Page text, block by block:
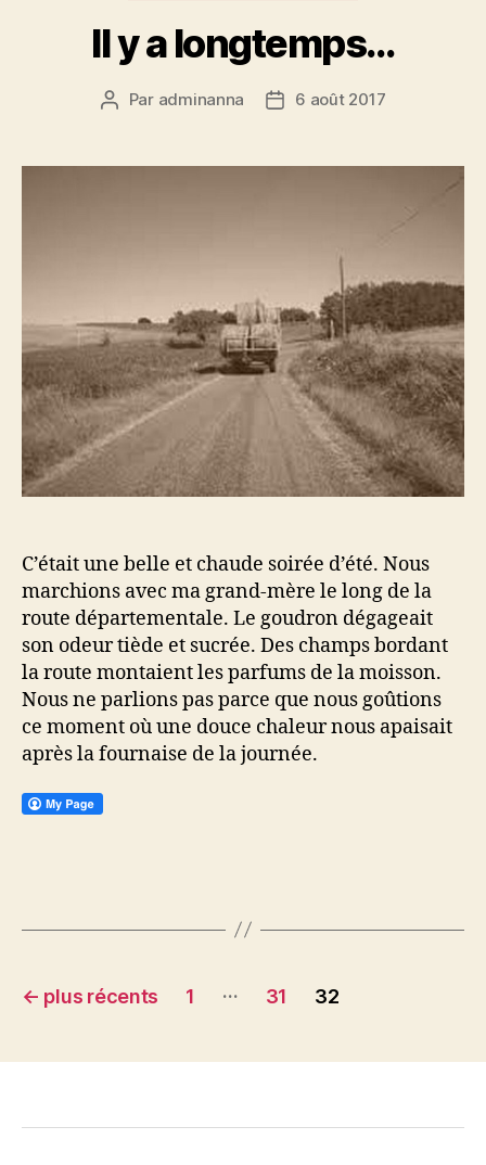
Il y a longtemps…
Auteur
Par adminanna
Date6 août 2017
C’était une belle et chaude soirée d’été. Nous
marchions avec ma grand-mère le long de la
route départementale. Le goudron dégageait
son odeur tiède et sucrée. Des champs bordant
la route montaient les parfums de la moisson.
Nous ne parlions pas parce que nous goûtions
ce moment où une douce chaleur nous apaisait
après la fournaise de la journée.
Navigation
articles
← plus récents 1 … 31 32